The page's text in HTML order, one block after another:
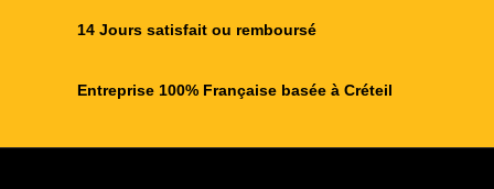
14 Jours satisfait ou remboursé
Entreprise 100% Française basée à Créteil